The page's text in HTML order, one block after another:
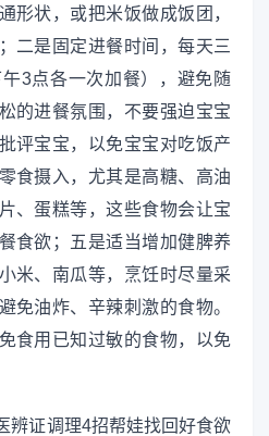
形状，或把米饭做成饭团，
二是固定进餐时间，每天三
3点各一次加餐），避免随
的进餐氛围，不要强迫宝宝
评宝宝，以免宝宝对吃饭产
食摄入，尤其是高糖、高油
、蛋糕等，这些食物会让宝
食欲；五是适当增加健脾养
米、南瓜等，烹饪时尽量采
免油炸、辛辣刺激的食物。
食用已知过敏的食物，以免